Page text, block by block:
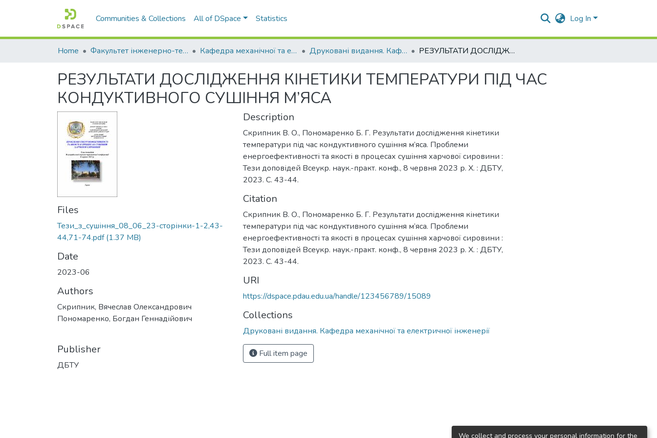
Communities & Collections All of DSpace Statistics Log In
Home Факультет інженерно-технологічний Кафедра механічної та електричної інженерії Друковані видання. Кафедра механічної та електричної інженерії РЕЗУЛЬТАТИ ДОСЛІДЖЕННЯ КІНЕТИКИ ТЕМПЕРАТУРИ ПІД ЧАС КОНДУКТИВНОГО СУШІННЯ М’ЯСА
РЕЗУЛЬТАТИ ДОСЛІДЖЕННЯ КІНЕТИКИ ТЕМПЕРАТУРИ ПІД ЧАС
КОНДУКТИВНОГО СУШІННЯ М’ЯСА
Files
Тези_з_сушіння_08_06_23-сторінки-1-2,43-
44,71-74.pdf(1.37 MB)
Date
2023-06
Authors
Скрипник, Вячеслав Олександрович
Пономаренко, Богдан Геннадійович
Publisher
ДБТУ
Description
Скрипник В. О., Пономаренко Б. Г. Результати дослідження кінетики
температури під час кондуктивного сушіння м’яса. Проблеми
енергоефективності та якості в процесах сушіння харчової сировини :
Тези доповідей Всеукр. наук.-практ. конф., 8 червня 2023 р. Х. : ДБТУ,
2023. С. 43-44.
Citation
Скрипник В. О., Пономаренко Б. Г. Результати дослідження кінетики
температури під час кондуктивного сушіння м’яса. Проблеми
енергоефективності та якості в процесах сушіння харчової сировини :
Тези доповідей Всеукр. наук.-практ. конф., 8 червня 2023 р. Х. : ДБТУ,
2023. С. 43-44.
URI
https://dspace.pdau.edu.ua/handle/123456789/15089
Collections
Друковані видання. Кафедра механічної та електричної інженерії
Full item page
We collect and process your personal information for the